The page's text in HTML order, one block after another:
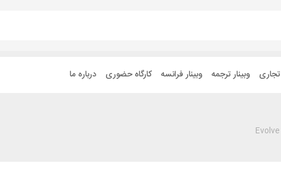
تجاری وبینار ترجمه وبینار فرانسه کارگاه حضوری درباره ما